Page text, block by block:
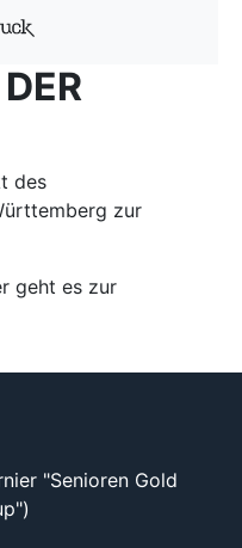
des
zur
geht es zur
"Senioren Gold